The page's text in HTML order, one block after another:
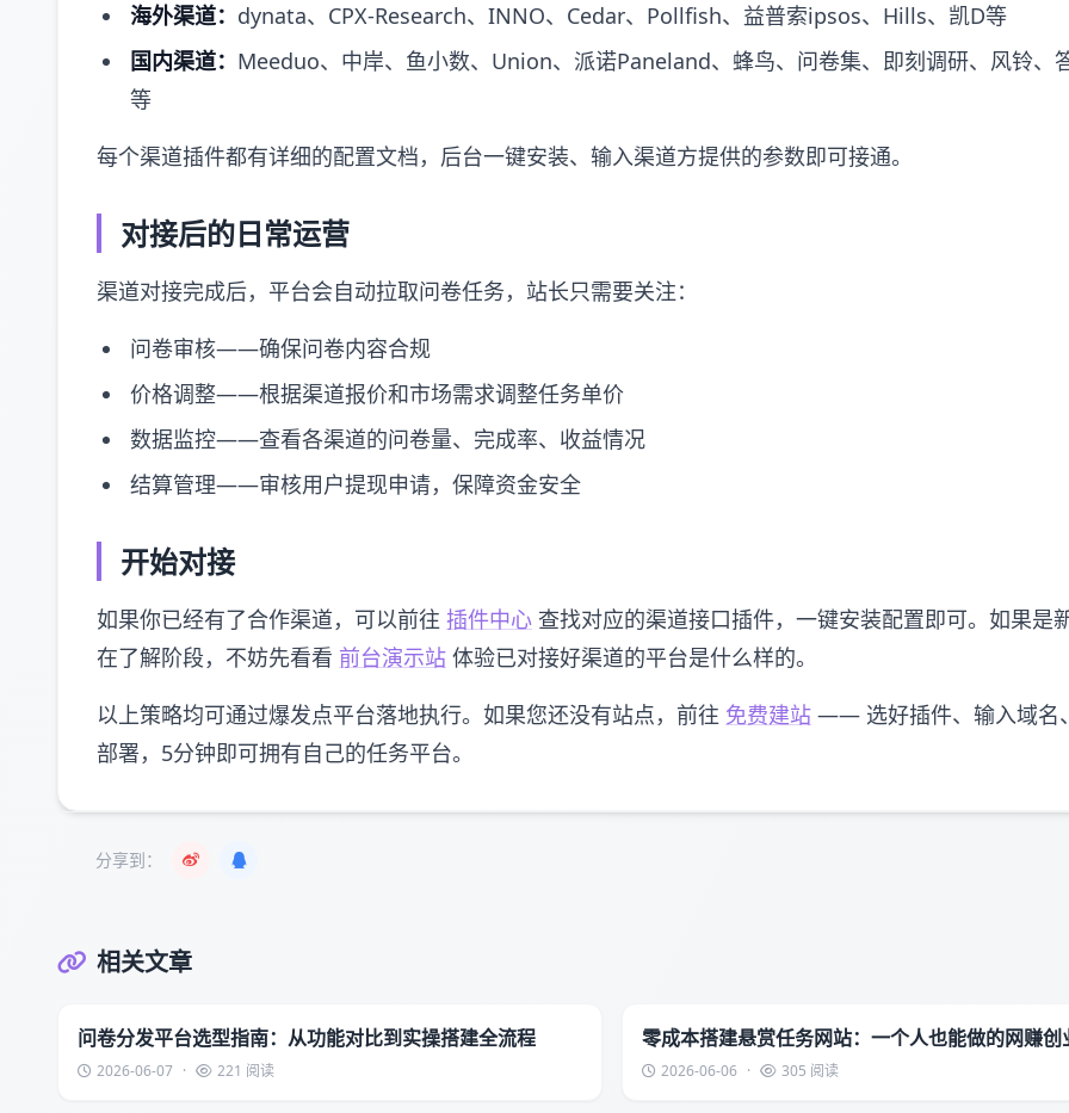
海外渠道： dynata、CPX-Research、INNO、Cedar、Pollfish、益普索ipsos、Hills、凯D等
国内渠道： Meeduo、中岸、鱼小数、Union、派诺Paneland、蜂鸟、问卷集、即刻调研、风铃、
等
每个渠道插件都有详细的配置文档，后台一键安装、输入渠道方提供的参数即可接通。
对接后的日常运营
渠道对接完成后，平台会自动拉取问卷任务，站长只需要关注：
问卷审核——确保问卷内容合规
价格调整——根据渠道报价和市场需求调整任务单价
数据监控——查看各渠道的问卷量、完成率、收益情况
结算管理——审核用户提现申请，保障资金安全
开始对接
如果你已经有了合作渠道，可以前往 插件中心 查找对应的渠道接口插件，一键安装配置即可。如果是
在了解阶段，不妨先看看 前台演示站 体验已对接好渠道的平台是什么样的。
以上策略均可通过爆发点平台落地执行。如果您还没有站点，前往 免费建站 —— 选好插件、输入域名
部署，5分钟即可拥有自己的任务平台。
分享到：
相关文章
问卷分发平台选型指南：从功能对比到实操搭建全流程
2026-06-07 · 221 阅读
零成本搭建悬赏任务网站：一个人也能做的网赚创
2026-06-06 · 305 阅读